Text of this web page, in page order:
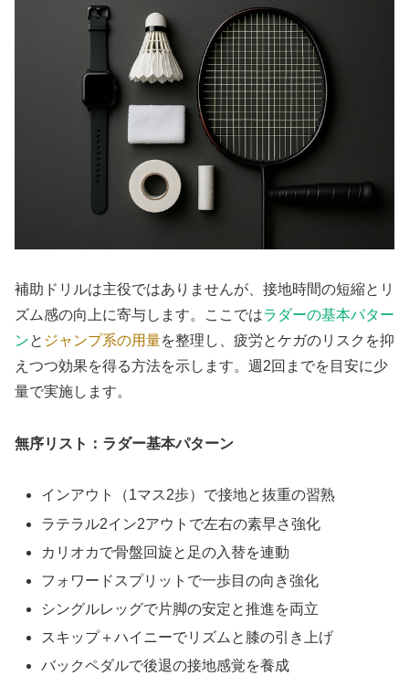
補助ドリルは主役ではありませんが、接地時間の短縮とリ
ズム感の向上に寄与します。ここではラダーの基本パター
ンと ジャンプ系の用量を整理し、疲労とケガのリスクを抑
えつつ効果を得る方法を示します。週2回までを目安に少
量で実施します。
無序リスト：ラダー基本パターン
インアウト（1マス2歩）で接地と抜重の習熟
ラテラル2イン2アウトで左右の素早さ強化
カリオカで骨盤回旋と足の入替を連動
フォワードスプリットで一歩目の向き強化
シングルレッグで片脚の安定と推進を両立
スキップ＋ハイニーでリズムと膝の引き上げ
バックペダルで後退の接地感覚を養成